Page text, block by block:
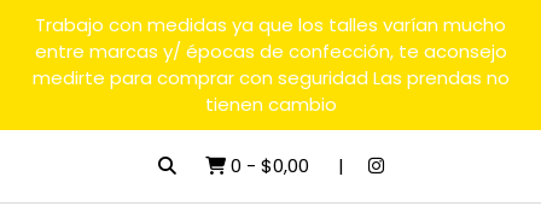
Trabajo con medidas ya que los talles varían mucho
entre marcas y/ épocas de confección, te aconsejo
medirte para comprar con seguridad Las prendas no
tienen cambio
0 - $0,00